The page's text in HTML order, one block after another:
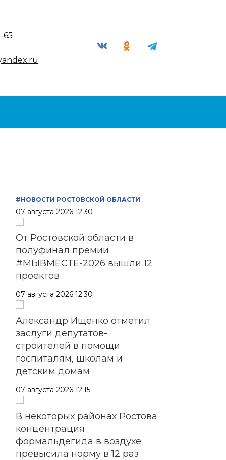
65
#НОВОСТИ РОСТОВСКОЙ ОБЛАСТИ
07 августа 2026 12:30
От Ростовской области в
полуфинал премии
#МЫВМЕСТЕ-2026 вышли 12
проектов
07 августа 2026 12:30
Александр Ищенко отметил
заслуги депутатов-
строителей в помощи
госпиталям, школам и
детским домам
07 августа 2026 12:15
В некоторых районах Ростова
концентрация
формальдегида в воздухе
превысила норму в 12 раз